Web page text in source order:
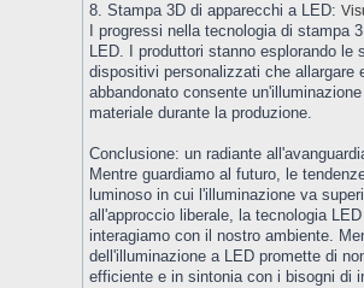
8. Stampa 3D di apparecchi a LED:
I progressi nella tecnologia di stampa
LED. I produttori stanno esplorando
dispositivi personalizzati che allargare
abbandonato consente
materiale durante la produzione.
Conclusione: un radiante
Mentre guardiamo al futuro, le
luminoso in cui l'illuminazione va
all'approccio liberale, la tecnologia
interagiamo con il nostro ambiente.
dell'illuminazione a LED promette di
efficiente e in sintonia con i bisogni di